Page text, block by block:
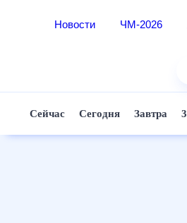
Новости ЧМ-2026
Сейчас Сегодня Завтра